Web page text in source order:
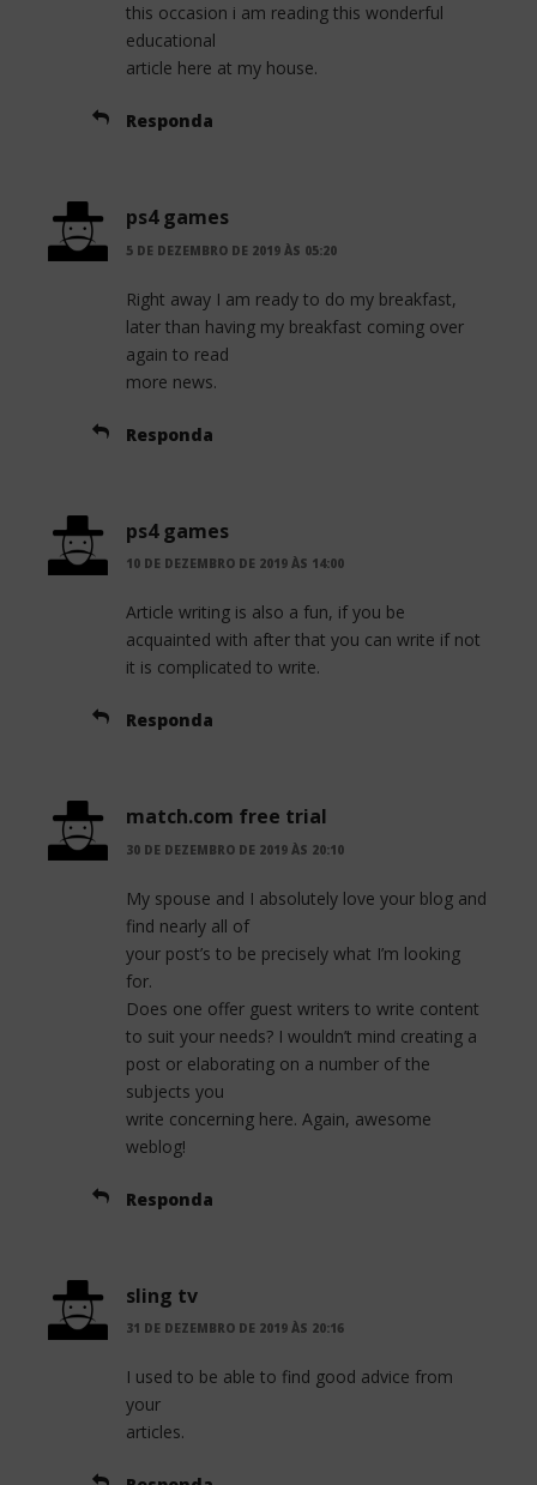
this occasion i am reading this wonderful
educational
article here at my house.
Responda
ps4 games
5 DE DEZEMBRO DE 2019 ÀS 05:20
Right away I am ready to do my breakfast,
later than having my breakfast coming over
again to read
more news.
Responda
ps4 games
10 DE DEZEMBRO DE 2019 ÀS 14:00
Article writing is also a fun, if you be
acquainted with after that you can write if not
it is complicated to write.
Responda
match.com free trial
30 DE DEZEMBRO DE 2019 ÀS 20:10
My spouse and I absolutely love your blog and
find nearly all of
your post’s to be precisely what I’m looking
for.
Does one offer guest writers to write content
to suit your needs? I wouldn’t mind creating a
post or elaborating on a number of the
subjects you
write concerning here. Again, awesome
weblog!
Responda
sling tv
31 DE DEZEMBRO DE 2019 ÀS 20:16
I used to be able to find good advice from
your
articles.